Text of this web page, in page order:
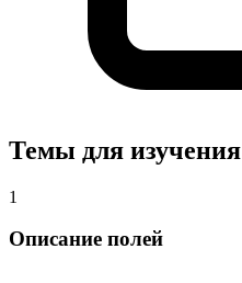
Темы для изучения
1
Описание полей